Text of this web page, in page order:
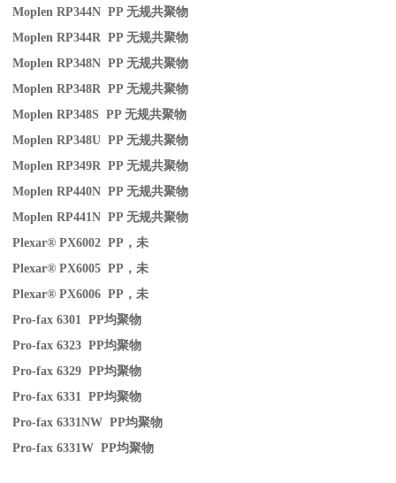
Moplen RP344N PP无规共聚物
Moplen RP344R PP无规共聚物
Moplen RP348N PP无规共聚物
Moplen RP348R PP无规共聚物
Moplen RP348S PP无规共聚物
Moplen RP348U PP无规共聚物
Moplen RP349R PP无规共聚物
Moplen RP440N PP无规共聚物
Moplen RP441N PP无规共聚物
Plexar® PX6002 PP ，未
Plexar® PX6005 PP ，未
Plexar® PX6006 PP ，未
Pro-fax 6301 PP均聚物
Pro-fax 6323 PP均聚物
Pro-fax 6329 PP均聚物
Pro-fax 6331 PP均聚物
Pro-fax 6331NW PP均聚物
Pro-fax 6331W PP均聚物